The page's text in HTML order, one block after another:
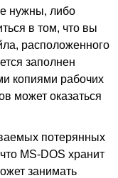
нужны, либо
в том, что вы
расположенного
заполнен
копиями рабочих
может оказаться
потерянных
MS-DOS хранит
занимать